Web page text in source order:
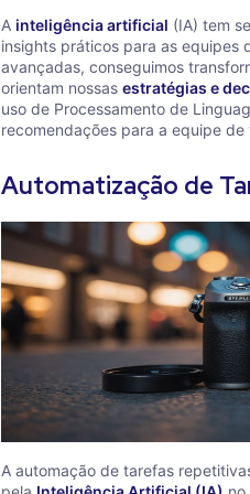
A inteligência artificial (IA) tem
insights práticos para as equipes
avançadas, conseguimos
orientam nossas estratégias e
uso de Processamento de
recomendações para a equipe de
Automatização de
A automação de tarefas